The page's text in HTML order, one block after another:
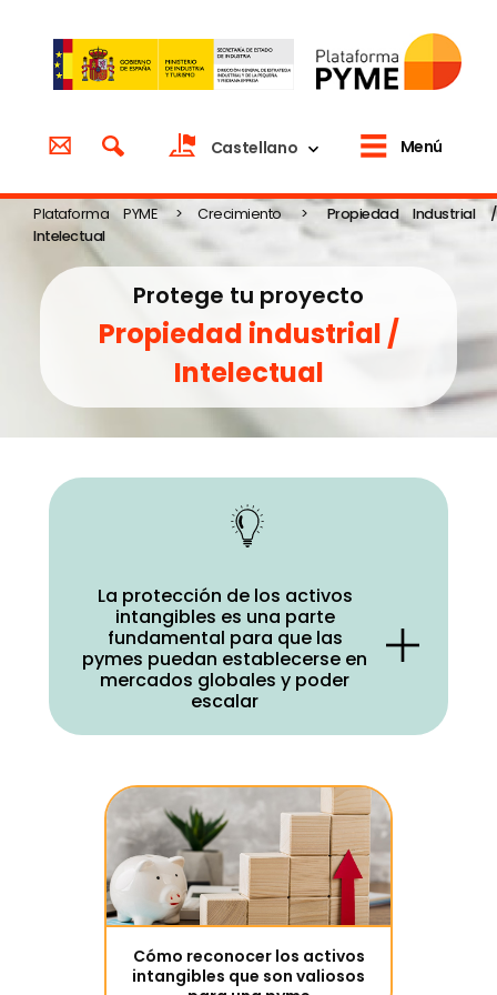
Castellano Menú
Plataforma PYME >Crecimiento >
Propiedad Industrial /
Intelectual
Protege tu proyecto
Propiedad industrial /
Intelectual
La protección de los activos
intangibles es una parte
fundamental para que las
pymes puedan establecerse en
mercados globales y poder
escalar
establecerse y crecer en un ecosistema
empresarial muy competitivo y global.
Protegerlo que les hace serúnicos y
diferentes es vital para poder
rentabilizar la inversión realizadas en
activos inmateriales que pueden
suponer hasta el 80% del valor de la
empresa. La protección por medio de la
Cómo reconocer los activos
intangibles que son valiosos